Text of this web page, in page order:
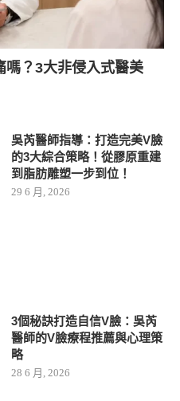
嗎？3大非侵入式醫美
吳芮醫師指導：打造完美V臉
的3大綜合策略！從膠原重建
到脂肪雕塑一步到位！
29 6 月, 2026
3個秘訣打造自信V臉：吳芮
醫師的V臉療程推薦與心理策
略
28 6 月, 2026